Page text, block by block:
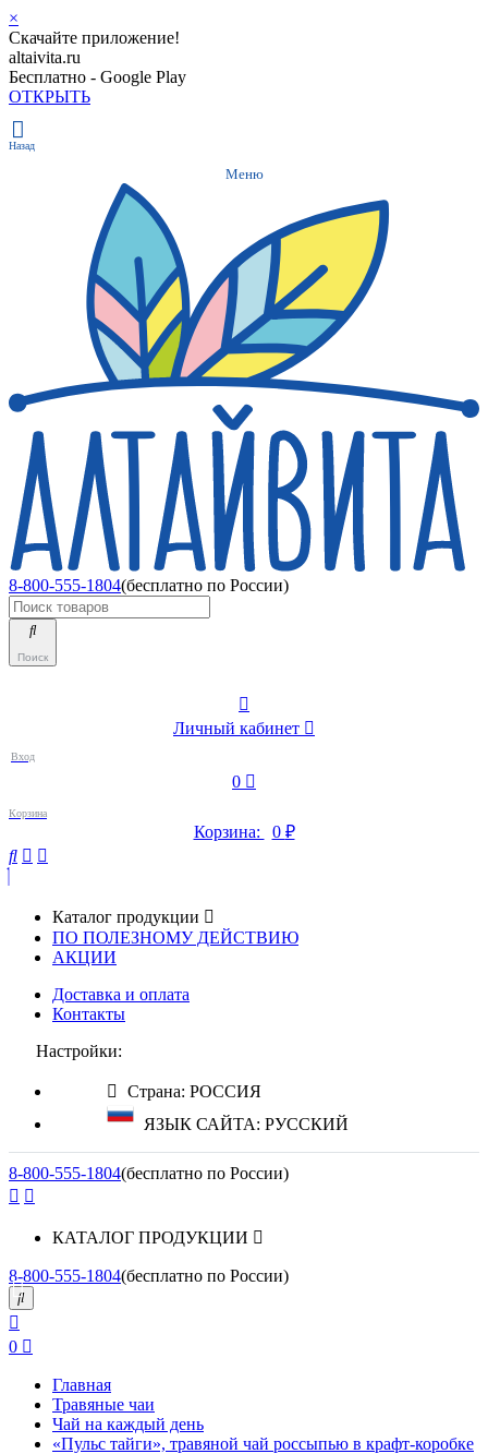
×
Скачайте приложение!
altaivita.ru
Бесплатно - Google Play
ОТКРЫТЬ
Назад
Меню
8-800-555-1804(бесплатно по России)
Поиск
Личный кабинет
Вход
0
Корзина
Корзина: 0 ₽
Каталог продукции
ПО ПОЛЕЗНОМУ ДЕЙСТВИЮ
АКЦИИ
Доставка и оплата
Контакты
Настройки:
Страна: РОССИЯ
ЯЗЫК САЙТА: РУССКИЙ
8-800-555-1804(бесплатно по России)
КАТАЛОГ ПРОДУКЦИИ
8-800-555-1804(бесплатно по России)
0
Главная
Травяные чаи
Чай на каждый день
«Пульс тайги», травяной чай россыпью в крафт-коробке